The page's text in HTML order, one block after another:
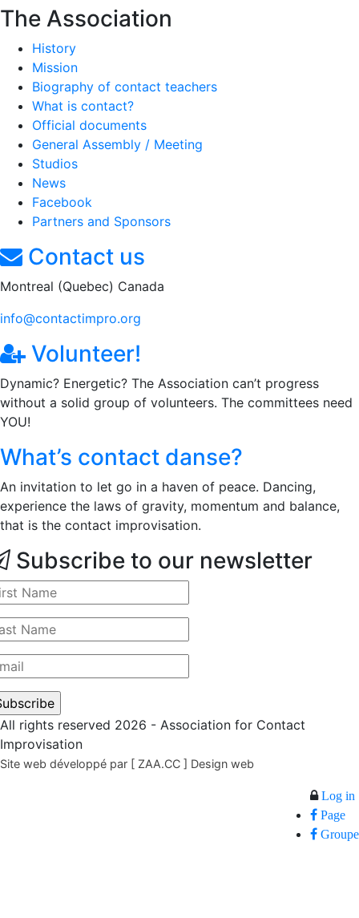
The Association
History
Mission
Biography of contact teachers
What is contact?
Official documents
General Assembly / Meeting
Studios
News
Facebook
Partners and Sponsors
Contact us
Montreal (Quebec) Canada
info@contactimpro.org
Volunteer!
Dynamic? Energetic? The Association can’t progress
without a solid group of volunteers. The committees need
YOU!
What’s contact danse?
An invitation to let go in a haven of peace. Dancing,
experience the laws of gravity, momentum and balance,
that is the contact improvisation.
Subscribe to our newsletter
All rights reserved 2026 - Association for Contact
Improvisation
Site web développé par [ ZAA.CC ] Design web
Log in
Page
Groupe